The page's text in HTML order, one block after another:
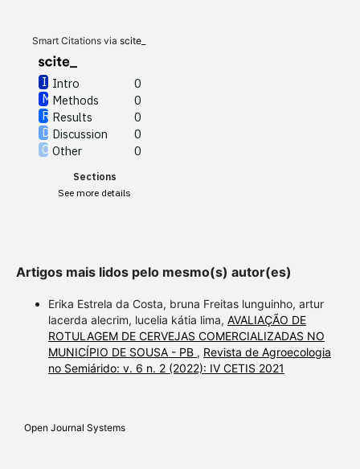
Smart Citations via scite_
Intro
0
Methods
0
Results
0
Discussion
0
Other
0
Sections
See more details
contrasts the cited claim, and
a label indicating in which
section the citation was
made.
Artigos mais lidos pelo mesmo(s) autor(es)
Erika Estrela da Costa, bruna Freitas lunguinho, artur
lacerda alecrim, lucelia kátia lima, AVALIAÇÃO DE
ROTULAGEM DE CERVEJAS COMERCIALIZADAS NO
MUNICÍPIO DE SOUSA - PB , Revista de Agroecologia
no Semiárido: v. 6 n. 2 (2022): IV CETIS 2021
Open Journal Systems